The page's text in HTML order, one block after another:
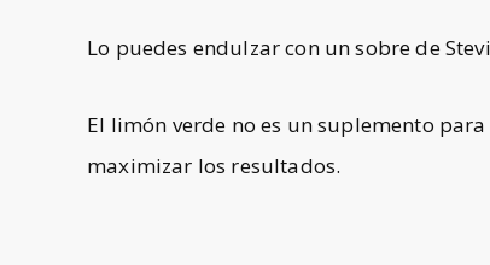
Lo puedes endulzar con un sobre de
El limón verde no es un suplemento
maximizar los resultados.